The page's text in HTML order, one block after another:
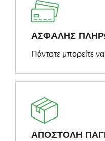
ΑΣΦΑΛΗΣ
Πάντοτε μπορείτε
ΑΠΟΣΤΟΛΗ